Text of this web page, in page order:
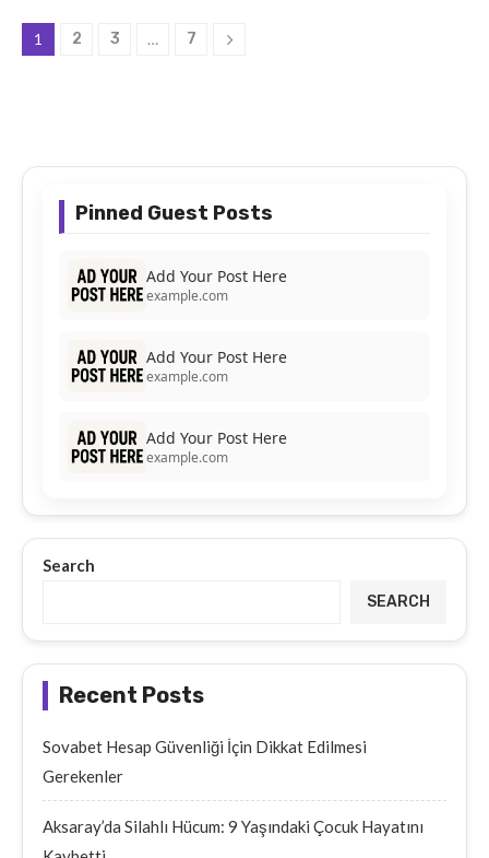
1 2 3 … 7
Pinned Guest Posts
Add Your Post Here
example.com
Add Your Post Here
example.com
Add Your Post Here
example.com
Search
SEARCH
Recent Posts
Sovabet Hesap Güvenliği İçin Dikkat Edilmesi
Gerekenler
Aksaray’da Silahlı Hücum: 9 Yaşındaki Çocuk Hayatını